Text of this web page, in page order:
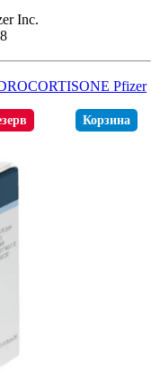
Inc.
Pfizer
Корзина